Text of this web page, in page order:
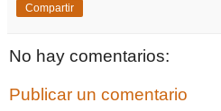
Compartir
No hay comentarios:
Publicar un comentario